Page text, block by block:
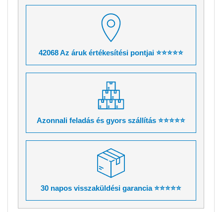
42068 Az áruk értékesítési pontjai ⭐⭐⭐⭐⭐
Azonnali feladás és gyors szállítás ⭐⭐⭐⭐⭐
30 napos visszaküldési garancia ⭐⭐⭐⭐⭐